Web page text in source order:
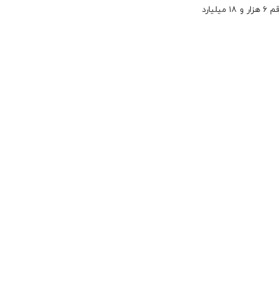
اقتصادنیوز: امروز ارزش معاملات خرد سهام با افزایش ۹۹ درصدی به نسبت روز معاملاتی قبل به رقم ۶ هزار و ۱۸ میلیارد